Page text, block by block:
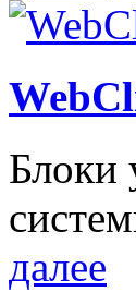
Блоки
далее